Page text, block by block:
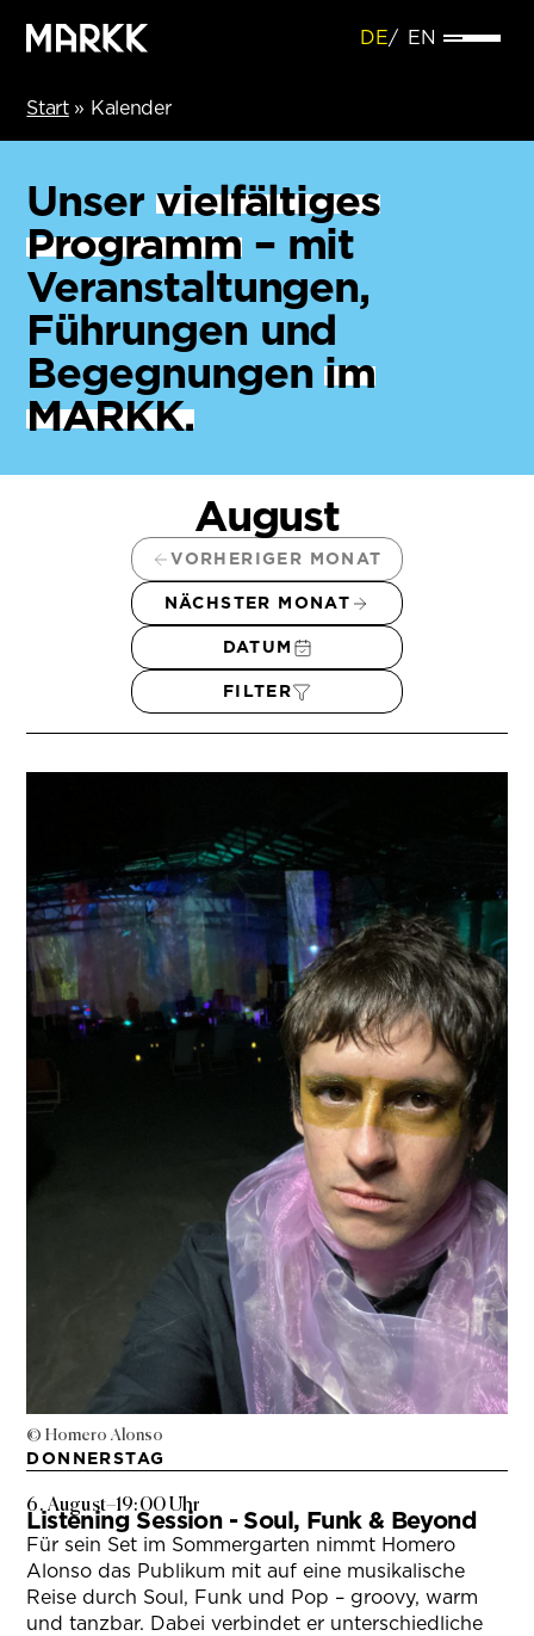
DE EN
Start» Kalender
Unser vielfältiges
Programm– mit
Veranstaltungen,
Führungen und
Begegnungenim
MARKK.
August
VORHERIGER MONAT
NÄCHSTER MONAT
DATUM
FILTER
© Homero Alonso
DONNERSTAG
6. August–19:00 Uhr
Listening Session - Soul, Funk & Beyond
Für sein Set im Sommergarten nimmt Homero
Alonso das Publikum mit auf eine musikalische
Reise durch Soul, Funk und Pop – groovy, warm
und tanzbar. Dabei verbindet er unterschiedliche